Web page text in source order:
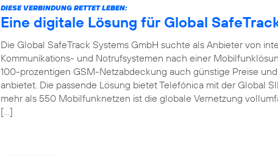
DIESE VERBINDUNG RETTET LEBEN:
Eine digitale Lösung für Global
Die Global SafeTrack Systems GmbH suchte als Anbieter von
Kommunikations- und Notrufsystemen nach einer
100-prozentigen GSM-Netzabdeckung auch günstige Preise
anbietet. Die passende Lösung bietet Telefónica mit der Global
mehr als 550 Mobilfunknetzen ist die globale Vernetzung
[…]